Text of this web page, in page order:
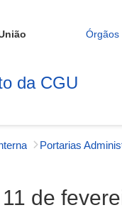
Órgãos
da CGU
de